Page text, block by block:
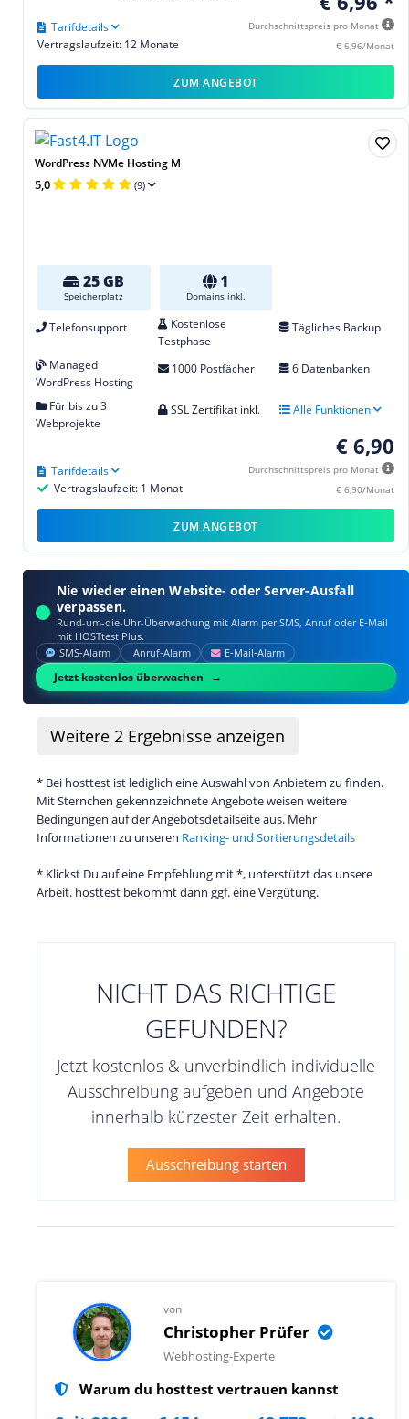
Durchschnittspreis pro Monat
€ 6,96/Monat
Vertragslaufzeit: 12 Monate
Tarifdetails
ZUM ANGEBOT
WordPress NVMe Hosting M
5,0 (9)
25 GB
Speicherplatz
1
Domains inkl.
Telefonsupport
Kostenlose
Testphase
Tägliches Backup
Managed
WordPress Hosting
1000 Postfächer 6 Datenbanken
Für bis zu 3
Webprojekte
SSL Zertifikat inkl. Alle Funktionen
€ 6,90
Durchschnittspreis pro Monat
€ 6,90/Monat
Vertragslaufzeit: 1 Monat
Tarifdetails
ZUM ANGEBOT
Nie wieder einen Website- oder Server-Ausfall
verpassen.
Rund-um-die-Uhr-Überwachung mit Alarm per SMS, Anruf oder E‑Mail
mit HOSTtest Plus.
SMS‑Alarm Anruf‑Alarm E‑Mail‑Alarm
Jetzt kostenlos überwachen
Weitere 2 Ergebnisse anzeigen
* Bei hosttest ist lediglich eine Auswahl von Anbietern zu finden.
Mit Sternchen gekennzeichnete Angebote weisen weitere
Bedingungen auf der Angebotsdetailseite aus. Mehr
Informationen zu unseren Ranking- und Sortierungsdetails
* Klickst Du auf eine Empfehlung mit *, unterstützt das unsere
Arbeit. hosttest bekommt dann ggf. eine Vergütung.
NICHT DAS RICHTIGE
GEFUNDEN?
Jetzt kostenlos & unverbindlich individuelle
Ausschreibung aufgeben und Angebote
innerhalb kürzester Zeit erhalten.
Ausschreibung starten
von
Christopher Prüfer
Webhosting-Experte
Warum du hosttest vertrauen kannst